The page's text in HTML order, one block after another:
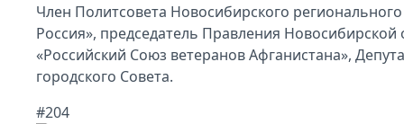
Член Политсовета Новосибирского
Россия», председатель Правления
«Российский Союз ветеранов Афганистана»,
городского Совета.
#204